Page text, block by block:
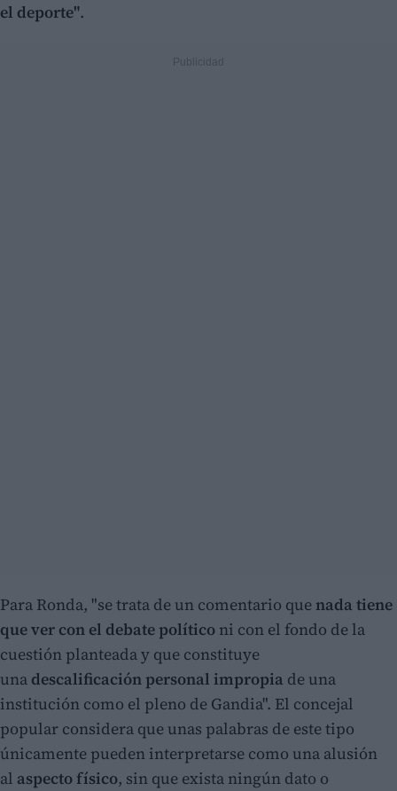
el deporte".
Para Ronda, "se trata de un comentario quenada tiene
que ver con el debate político ni con el fondo de la
cuestión planteada y que constituye
una descalificación personal impropia de una
institución como el pleno de Gandia". El concejal
popular considera que unas palabras de este tipo
únicamente pueden interpretarse como una alusión
al aspecto físico, sin que exista ningún dato o